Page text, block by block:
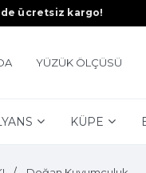
ücretsiz kargo!
YÜZÜK ÖLÇÜSÜ
KÜPE